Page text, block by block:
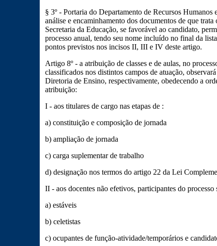
§ 3º - Portaria do Departamento de Recursos Humanos
análise e encaminhamento dos documentos de que
Secretaria da Educação, se favorável ao candidato,
processo anual, tendo seu nome incluído no final da
pontos previstos nos incisos II, III e IV deste artigo.
Artigo 8º - a atribuição de classes e de aulas, no
classificados nos distintos campos de atuação,
Diretoria de Ensino, respectivamente, obedecendo a
atribuição:
I - aos titulares de cargo nas etapas de :
a) constituição e composição de jornada
b) ampliação de jornada
c) carga suplementar de trabalho
d) designação nos termos do artigo 22 da Lei
II - aos docentes não efetivos, participantes do
a) estáveis
b) celetistas
c) ocupantes de função-atividade/temporários e